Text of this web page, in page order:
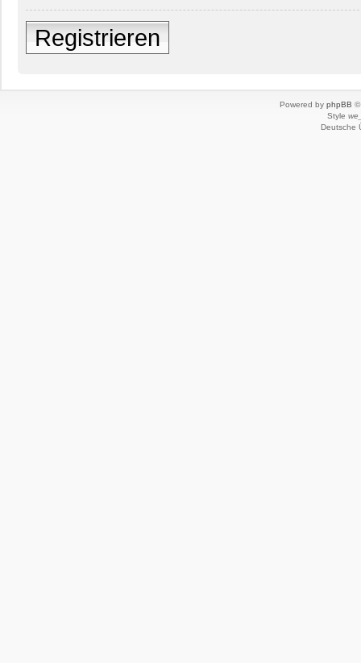
Registrieren
Powered by phpBB ©
Style
Deutsche